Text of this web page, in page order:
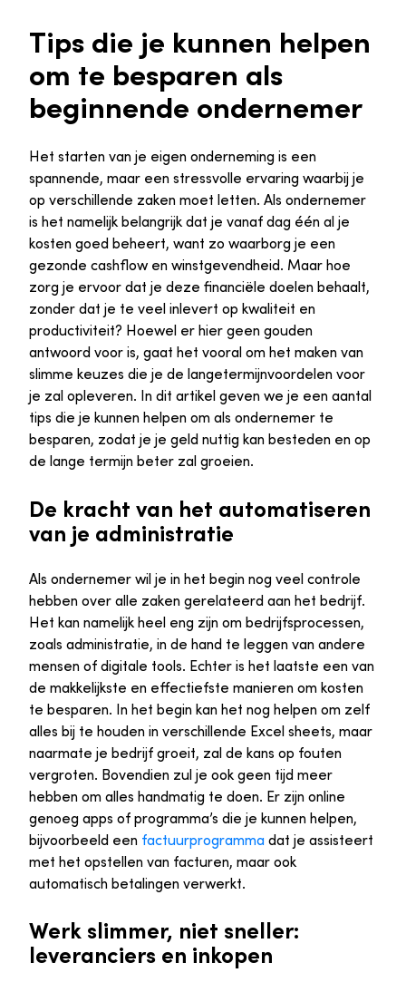
Tips die je kunnen helpen
om te besparen als
beginnende ondernemer
Het starten van je eigen onderneming is een
spannende, maar een stressvolle ervaring waarbij je
op verschillende zaken moet letten. Als ondernemer
is het namelijk belangrijk dat je vanaf dag één al je
kosten goed beheert, want zo waarborg je een
gezonde cashflow en winstgevendheid. Maar hoe
zorg je ervoor dat je deze financiële doelen behaalt,
zonder dat je te veel inlevert op kwaliteit en
productiviteit? Hoewel er hier geen gouden
antwoord voor is, gaat het vooral om het maken van
slimme keuzes die je de langetermijnvoordelen voor
je zal opleveren. In dit artikel geven we je een aantal
tips die je kunnen helpen om als ondernemer te
besparen, zodat je je geld nuttig kan besteden en op
de lange termijn beter zal groeien.
De kracht van het automatiseren
van je administratie
Als ondernemer wil je in het begin nog veel controle
hebben over alle zaken gerelateerd aan het bedrijf.
Het kan namelijk heel eng zijn om bedrijfsprocessen,
zoals administratie, in de hand te leggen van andere
mensen of digitale tools. Echter is het laatste een van
de makkelijkste en effectiefste manieren om kosten
te besparen. In het begin kan het nog helpen om zelf
alles bij te houden in verschillende Excel sheets, maar
naarmate je bedrijf groeit, zal de kans op fouten
vergroten. Bovendien zul je ook geen tijd meer
hebben om alles handmatig te doen. Er zijn online
genoeg apps of programma’s die je kunnen helpen,
bijvoorbeeld een factuurprogramma dat je assisteert
met het opstellen van facturen, maar ook
automatisch betalingen verwerkt.
Werk slimmer, niet sneller:
leveranciers en inkopen